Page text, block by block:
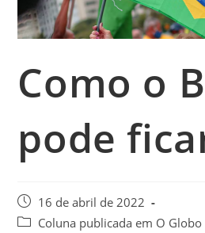
Como o
pode
16 de abril de 2022
Coluna publicada em O Globo